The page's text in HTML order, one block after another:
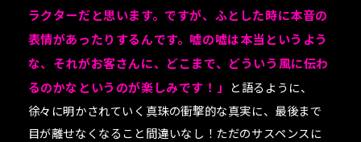
ラクターだと思います。ですが、ふとした時に本音の
表情があったりするんです。嘘の嘘は本当というよう
な、それがお客さんに、どこまで、どういう風に伝わ
るのかなというのが楽しみです！」
と語るように、
徐々に明かされていく真珠の衝撃的な真実に、最後まで
目が離せなくなること間違いなし！ただのサスペンスに